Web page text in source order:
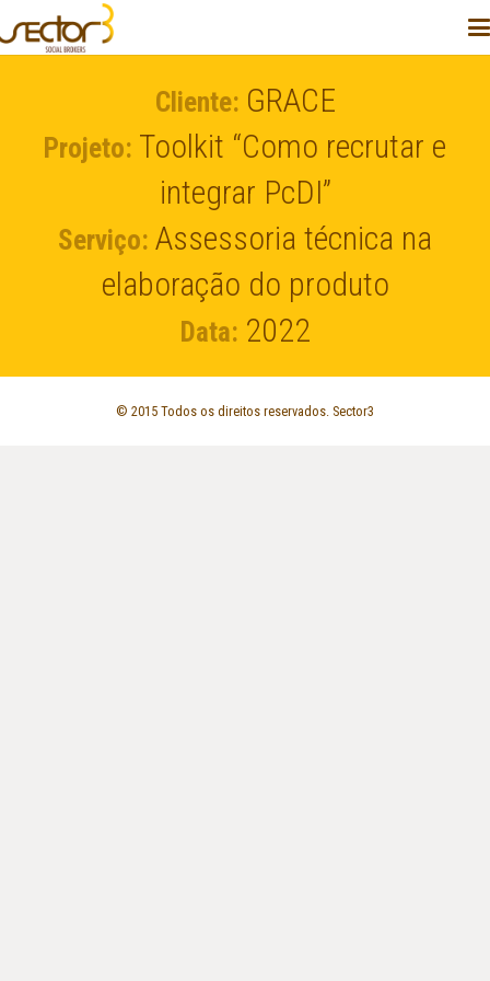
Cliente: GRACE
Projeto: Toolkit “Como recrutar e
integrar PcDI”
Serviço: Assessoria técnica na
elaboração do produto
Data: 2022
© 2015 Todos os direitos reservados. Sector3